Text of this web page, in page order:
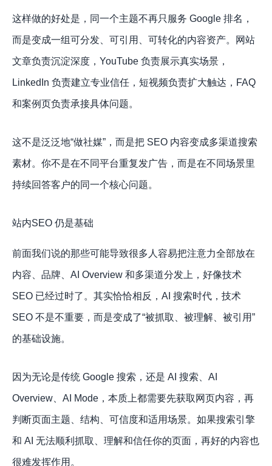
这样做的好处是，同一个主题不再只服务 Google 排名，
而是变成一组可分发、可引用、可转化的内容资产。网站
文章负责沉淀深度，YouTube 负责展示真实场景，
LinkedIn 负责建立专业信任，短视频负责扩大触达，FAQ
和案例页负责承接具体问题。
这不是泛泛地“做社媒”，而是把 SEO 内容变成多渠道搜索
素材。你不是在不同平台重复发广告，而是在不同场景里
持续回答客户的同一个核心问题。
站内SEO 仍是基础
前面我们说的那些可能导致很多人容易把注意力全部放在
内容、品牌、AI Overview 和多渠道分发上，好像技术
SEO 已经过时了。其实恰恰相反，AI 搜索时代，技术
SEO 不是不重要，而是变成了“被抓取、被理解、被引用”
的基础设施。
因为无论是传统 Google 搜索，还是 AI 搜索、AI
Overview、AI Mode，本质上都需要先获取网页内容，再
判断页面主题、结构、可信度和适用场景。如果搜索引擎
和 AI 无法顺利抓取、理解和信任你的页面，再好的内容也
很难发挥作用。